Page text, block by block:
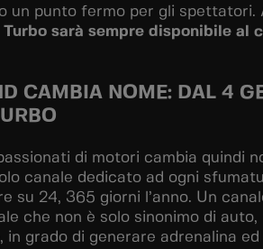
un punto fermo per gli spettatori.
Turbo sarà sempre disponibile al
CAMBIA NOME: DAL 4
di motori cambia quindi
canale dedicato ad ogni
su 24, 365 giorni l’anno. Un
che non è solo sinonimo di
in grado di generare adrenalina ed